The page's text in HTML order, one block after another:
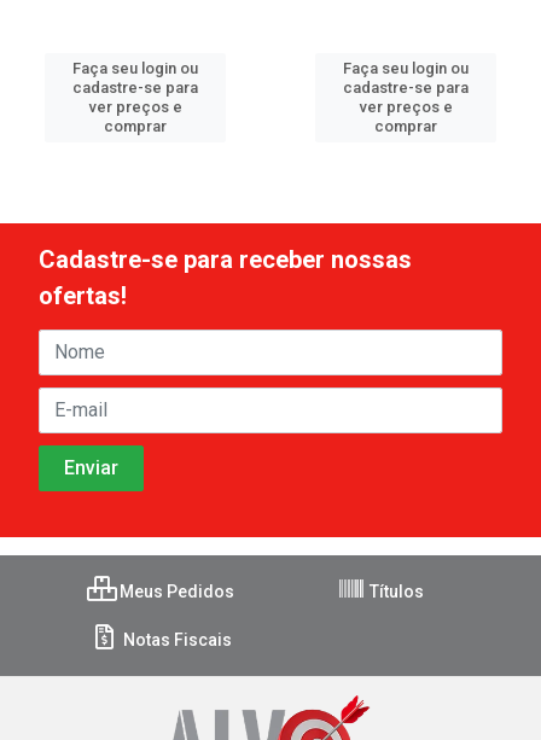
Faça seu login ou
cadastre-se para
ver preços e
comprar
Faça seu login ou
cadastre-se para
ver preços e
comprar
Cadastre-se para receber nossas
ofertas!
Meus Pedidos Títulos
Notas Fiscais